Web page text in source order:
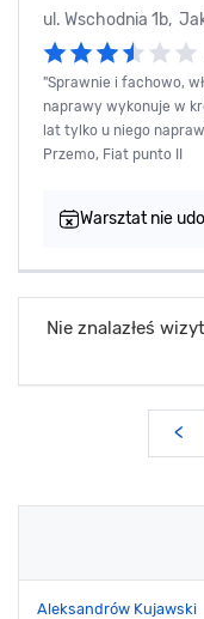
ul. Wschodnia 1b,
"Sprawnie i fachowo,
naprawy wykonuje w
lat tylko u niego
Przemo, Fiat punto II
Warsztat nie
Nie znalazłeś
<
Aleksandrów Kujawski